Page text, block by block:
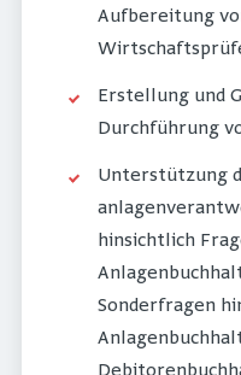
Aufbereitung
Erstellung und
Durchführung
Unterstützung
hinsichtlich
Sonderfragen